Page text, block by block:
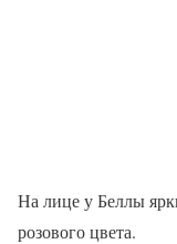
На лице у Беллы
розового цвета.